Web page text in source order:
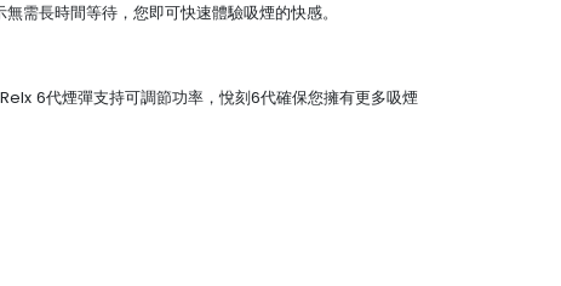
需長時間等待，您即可快速體驗吸煙的快感。
Relx 6代煙彈支持可調節功率，悅刻6代確保您擁有更多吸煙